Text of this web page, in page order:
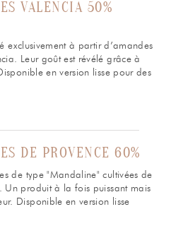
Politique de protection de la vie privée
info@chocolateriedelopera.com
à notre NEWSLETTER
VALENCIA 50%
exclusivement à partir d’amandes
Leur goût est révélé grâce à
en version lisse pour des
DE PROVENCE 60%
de type "Mandaline" cultivées de
Un produit à la fois puissant mais
Disponible en version lisse